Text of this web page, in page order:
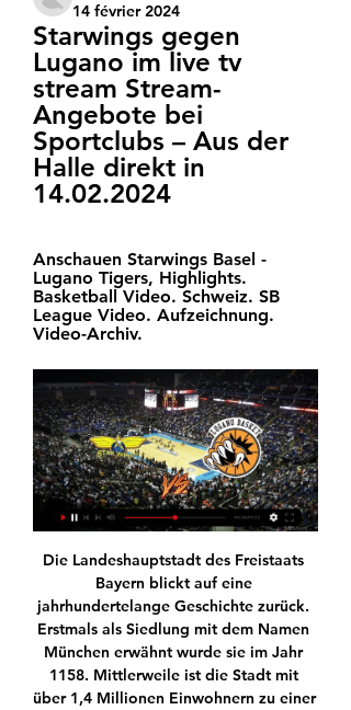
14 février 2024
Starwings gegen
Lugano im live tv
stream Stream-
Angebote bei
Sportclubs – Aus der
Halle direkt in
14.02.2024
Anschauen Starwings Basel -
Lugano Tigers, Highlights.
Basketball Video. Schweiz. SB
League Video. Aufzeichnung.
Video-Archiv.
Die Landeshauptstadt des Freistaats
Bayern blickt auf eine
jahrhundertelange Geschichte zurück.
Erstmals als Siedlung mit dem Namen
München erwähnt wurde sie im Jahr
1158. Mittlerweile ist die Stadt mit
über 1,4 Millionen Einwohnern zu einer